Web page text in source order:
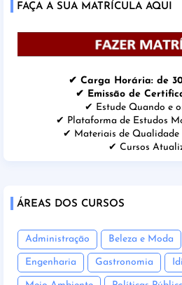
FAÇA A SUA MATRÍCULA AQUI
✔ Carga Horária: de
✔ Emissão de
✔ Estude Quando e
✔ Plataforma de Estudos
✔ Materiais de Qualidade
✔ Cursos
ÁREAS DOS CURSOS
Administração Beleza e Moda
Engenharia Gastronomia